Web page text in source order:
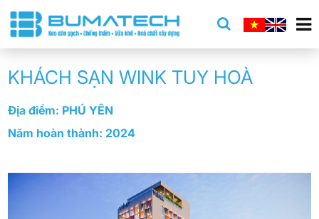
KHÁCH SẠN WINK TUY HOÀ
Địa điểm: PHÚ YÊN
Năm hoàn thành: 2024